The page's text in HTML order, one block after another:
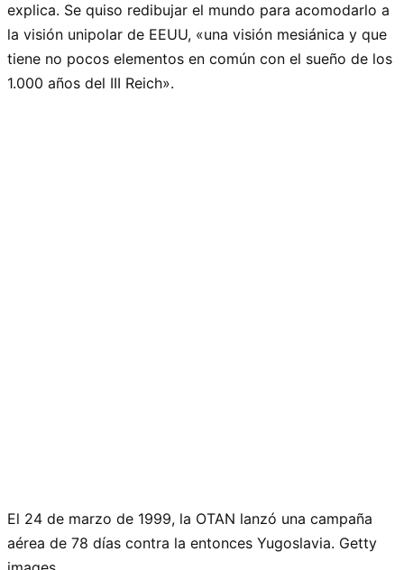
explica. Se quiso redibujar el mundo para acomodarlo a
la visión unipolar de EEUU, «una visión mesiánica y que
tiene no pocos elementos en común con el sueño de los
1.000 años del III Reich».
El 24 de marzo de 1999, la OTAN lanzó una campaña
aérea de 78 días contra la entonces Yugoslavia. Getty